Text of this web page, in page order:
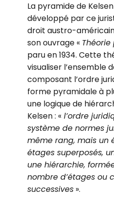
La pyramide de
développé par ce
droit austro-américain
son ouvrage «
paru en 1934. Cette
visualiser l’ensemble
composant l’ordre
forme pyramidale à
une logique de
Kelsen : « l’ordre
système de normes
même rang, mais un
étages superposés,
une hiérarchie,
nombre d’étages ou
successives ».